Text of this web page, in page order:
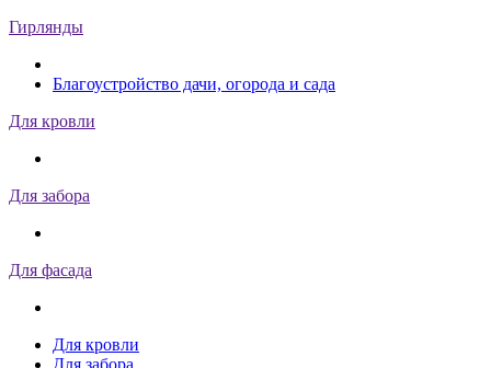
Гирлянды
Благоустройство дачи, огорода и сада
Для кровли
Для забора
Для фасада
Для кровли
Для забора